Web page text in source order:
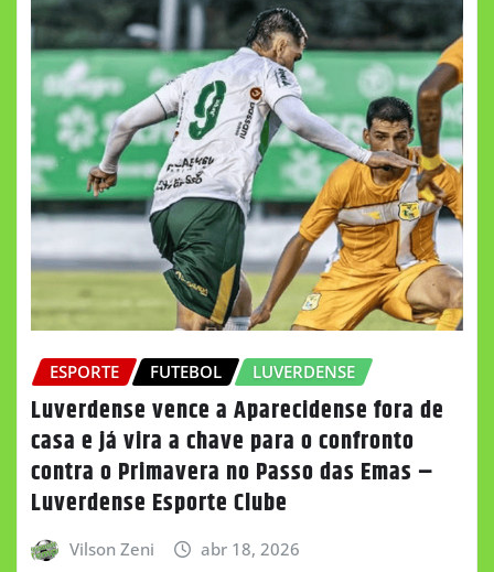
ESPORTE FUTEBOL LUVERDENSE
Luverdense vence a Aparecidense fora de
casa e já vira a chave para o confronto
contra o Primavera no Passo das Emas –
Luverdense Esporte Clube
Vilson Zeni abr 18, 2026